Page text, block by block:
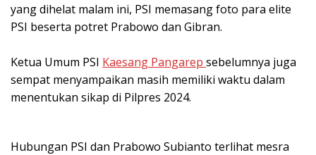
yang dihelat malam ini, PSI memasang foto para elite
PSI beserta potret Prabowo dan Gibran.
Ketua Umum PSI Kaesang Pangarep sebelumnya juga
sempat menyampaikan masih memiliki waktu dalam
menentukan sikap di Pilpres 2024.
Hubungan PSI dan Prabowo Subianto terlihat mesra